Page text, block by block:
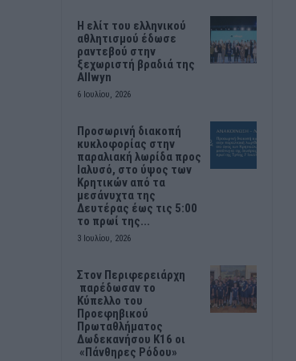
Η ελίτ του ελληνικού
αθλητισμού έδωσε
ραντεβού στην
ξεχωριστή βραδιά της
Allwyn
6 Ιουλίου, 2026
Προσωρινή διακοπή
κυκλοφορίας στην
παραλιακή λωρίδα προς
Ιαλυσό, στο ύψος των
Κρητικών από τα
μεσάνυχτα της
Δευτέρας έως τις 5:00
το πρωί της...
3 Ιουλίου, 2026
Στον Περιφερειάρχη
παρέδωσαν το
Κύπελλο του
Προεφηβικού
Πρωταθλήματος
Δωδεκανήσου Κ16 οι
«Πάνθηρες Ρόδου»